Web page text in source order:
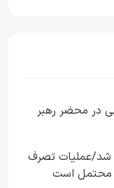
در محضر رهبر
شد/عملیات تصرف
محتمل است